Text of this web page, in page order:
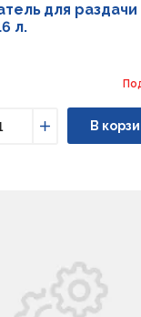
для раздачи
л.
Увеличить
В